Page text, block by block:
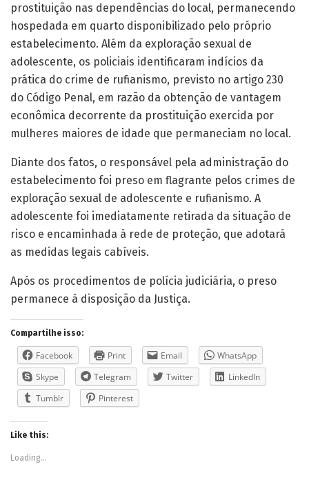
prostituição nas dependências do local, permanecendo
hospedada em quarto disponibilizado pelo próprio
estabelecimento. Além da exploração sexual de
adolescente, os policiais identificaram indícios da
prática do crime de rufianismo, previsto no artigo 230
do Código Penal, em razão da obtenção de vantagem
econômica decorrente da prostituição exercida por
mulheres maiores de idade que permaneciam no local.
Diante dos fatos, o responsável pela administração do
estabelecimento foi preso em flagrante pelos crimes de
exploração sexual de adolescente e rufianismo. A
adolescente foi imediatamente retirada da situação de
risco e encaminhada à rede de proteção, que adotará
as medidas legais cabíveis.
Após os procedimentos de polícia judiciária, o preso
permanece à disposição da Justiça.
Compartilhe isso:
Facebook Print Email
WhatsApp
Skype
Telegram Twitter
LinkedIn
Tumblr
Pinterest
Like this:
Loading...